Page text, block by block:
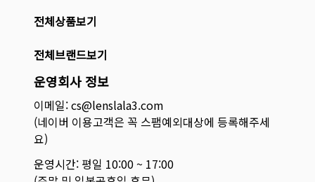
전체상품보기
전체브랜드보기
운영회사 정보
이메일: cs@lenslala3.com
(네이버 이용고객은 꼭 스팸예외대상에 등록해주세
요)
운영시간: 평일 10:00 ~ 17:00